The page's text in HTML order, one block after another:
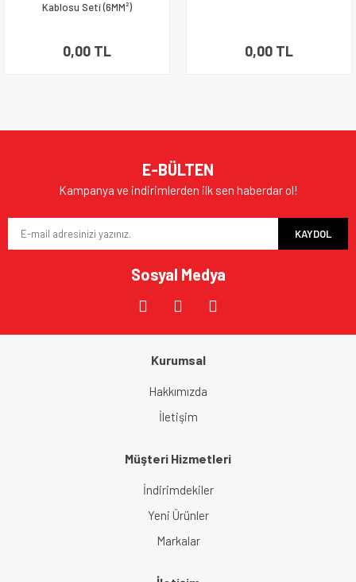
Kablosu Seti (6MM²)
0,00 TL 0,00 TL
E-BÜLTEN
Kampanya ve indirimlerden ilk sen haberdar ol!
KAYDOL
Sosyal Medya
Kurumsal
Hakkımızda
İletişim
Müşteri Hizmetleri
İndirimdekiler
Yeni Ürünler
Markalar